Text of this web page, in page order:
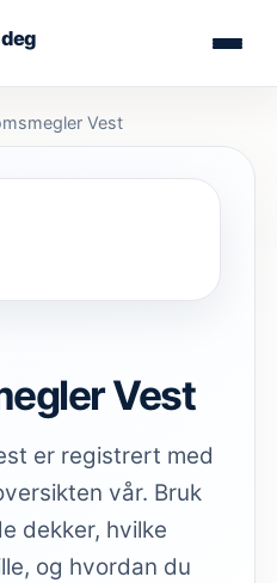
Vest
Vest
er registrert med
vår. Bruk
dekker, hvilke
og hvordan du